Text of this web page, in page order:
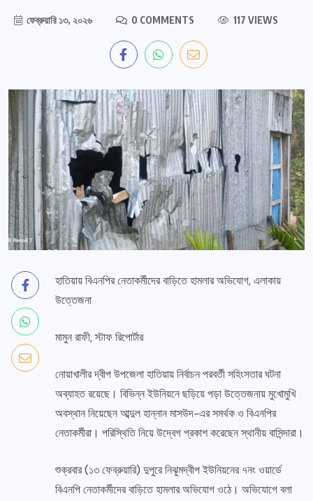
ফেব্রুয়ারি ১৩, ২০২৬ 0 COMMENTS 117 VIEWS
হাতিয়ায় বিএনপির নেতাকর্মীদের বাড়িতে হামলার অভিযোগ, এলাকায়
উত্তেজনা
মামুন রাফী, স্টাফ রিপোর্টার
নোয়াখালীর দ্বীপ উপজেলা হাতিয়ায় নির্বাচন পরবর্তী সহিংসতার ঘটনা
অব্যাহত রয়েছে। বিভিন্ন ইউনিয়নে ছড়িয়ে পড়া উত্তেজনায় মুখোমুখি
অবস্থান নিয়েছেন আব্দুল হান্নান মাসউদ-এর সমর্থক ও বিএনপির
নেতাকর্মীরা। পরিস্থিতি নিয়ে উদ্বেগ প্রকাশ করেছেন স্থানীয় বাসিন্দারা।
শুক্রবার (১৩ ফেব্রুয়ারি) দুপুরে নিঝুমদ্বীপ ইউনিয়নের ৭নং ওয়ার্ডে
বিএনপি নেতাকর্মীদের বাড়িতে হামলার অভিযোগ ওঠে। অভিযোগে বলা